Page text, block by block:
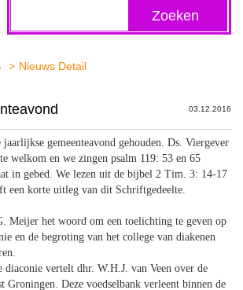
Zoeken
Nieuws Detail
03.12.2016
gemeenteavond gehouden. Ds. Viergever
welkom en we zingen psalm 119: 53 en 65
in gebed. We lezen uit de bijbel 2 Tim. 3: 14-17
een korte uitleg van dit Schriftgedeelte.
Meijer het woord om een toelichting te geven op
en de begroting van het college van diakenen
vertelt dhr. W.H.J. van Veen over de
Groningen. Deze voedselbank verleent binnen de